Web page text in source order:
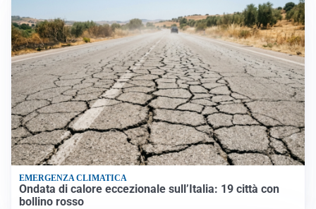
EMERGENZA CLIMATICA
Ondata di calore eccezionale sull’Italia: 19 città con
bollino rosso